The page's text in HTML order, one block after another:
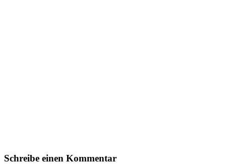
Schreibe einen Kommentar